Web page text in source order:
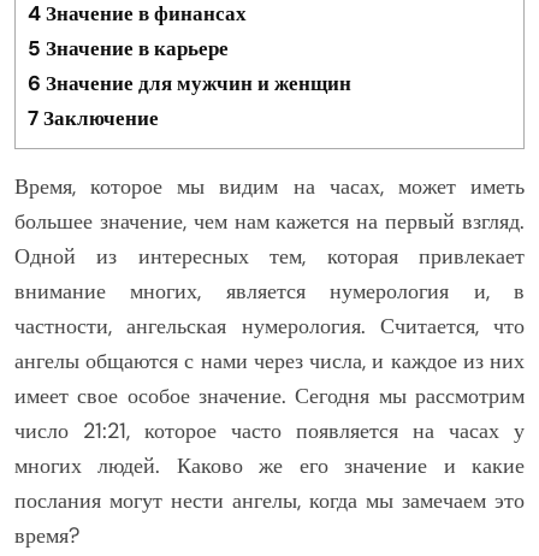
4Значение в финансах
5 Значение в карьере
6 Значение для мужчин и женщин
7Заключение
Время, которое мы видим на часах, может иметь
большее значение, чем нам кажется на первый взгляд.
Одной из интересных тем, которая привлекает
внимание многих, является нумерология и, в
частности, ангельская нумерология. Считается, что
ангелы общаются с нами через числа, и каждое из них
имеет свое особое значение. Сегодня мы рассмотрим
число 21:21, которое часто появляется на часах у
многих людей. Каково же его значение и какие
послания могут нести ангелы, когда мы замечаем это
время?